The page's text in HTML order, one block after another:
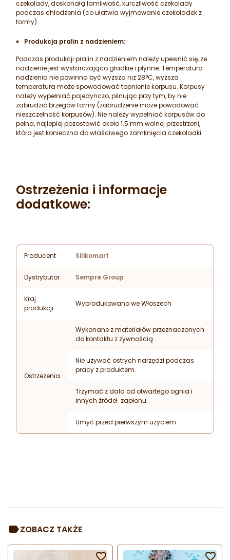
czekolady, doskonałą łamliwość, kurczliwość czekolady
podczas chłodzenia (co ułatwia wyjmowanie czekoladek z
formy).
Produkcja pralin z nadzieniem:
Podczas produkcji pralin z nadzieniem należy upewnić się, że
nadzienie jest wystarczająco gładkie i płynne. Temperatura
nadzienia nie powinna być wyższa niż 28°C, wyższa
temperatura może spowodować topnienie korpusu. Korpusy
należy wypełniać pojedynczo, pilnując przy tym, by nie
zabrudzić brzegów formy (zabrudzenie może powodować
nieszczelność korpusów). Nie należy wypełniać korpusów do
pełna, najlepiej pozostawić około 1.5 mm wolnej przestrzeni,
która jest konieczna do właściwego zamknięcia czekoladki.
Ostrzeżenia i informacje
dodatkowe:
Producent Silikomart
Dystrybutor Sempre Group
Kraj
produkcji
Wyprodukowano we Włoszech
Ostrzeżenia
Wykonane z materiałów przeznaczonych
do kontaktu z żywnością.
Nie używać ostrych narzędzi podczas
pracy z produktem.
Trzymać z dala od otwartego ognia i
innych źródeł zapłonu.
Umyć przed pierwszym użyciem.
ZOBACZ TAKŻE
 